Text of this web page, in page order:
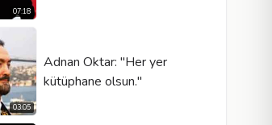
07:18
03:05
Adnan Oktar: ''Her yer
kütüphane olsun.''